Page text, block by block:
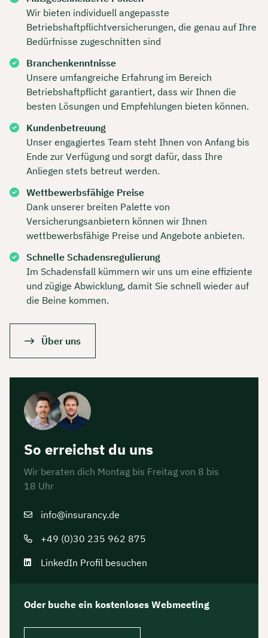
Wir bieten individuell angepasste
Betriebshaftpflichtversicherungen, die genau auf Ihre
Bedürfnisse zugeschnitten sind
Branchenkenntnisse
Unsere umfangreiche Erfahrung im Bereich
Betriebshaftpflicht garantiert, dass wir Ihnen die
besten Lösungen und Empfehlungen bieten können.
Kundenbetreuung
Unser engagiertes Team steht Ihnen von Anfang bis
Ende zur Verfügung und sorgt dafür, dass Ihre
Anliegen stets betreut werden.
Wettbewerbsfähige Preise
Dank unserer breiten Palette von
Versicherungsanbietern können wir Ihnen
wettbewerbsfähige Preise und Angebote anbieten.
Schnelle Schadensregulierung
Im Schadensfall kümmern wir uns um eine effiziente
und zügige Abwicklung, damit Sie schnell wieder auf
die Beine kommen.
Über uns
So erreichst du uns
Wir beraten dich Montag bis Freitag von 8 bis
18 Uhr
info@insurancy.de
+49 (0)30 235 962 875
LinkedIn Profil besuchen
Oder buche ein kostenloses Webmeeting